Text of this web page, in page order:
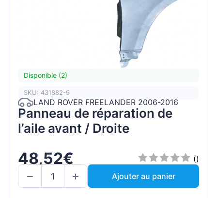
Disponible (2)
SKU: 431882-9
LAND ROVER FREELANDER 2006-2016
Panneau de réparation de
l’aile avant / Droite
48,52€
()
Ajouter au panier